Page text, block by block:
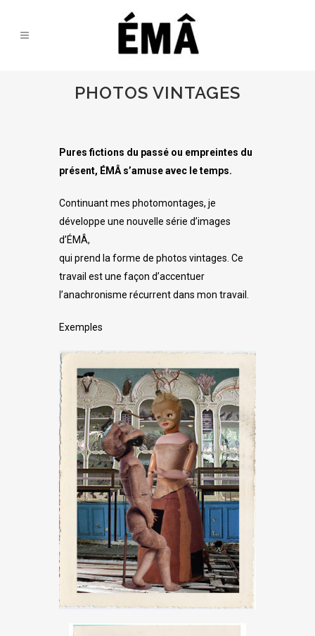
PHOTOS VINTAGES
Pures fictions du passé ou empreintes du
présent, ÉMÂ s’amuse avec le temps.
Continuant mes photomontages, je
développe une nouvelle série d’images
d’ÉMÂ,
qui prend la forme de photos vintages. Ce
travail est une façon d’accentuer
l’anachronisme récurrent dans mon travail.
Exemples